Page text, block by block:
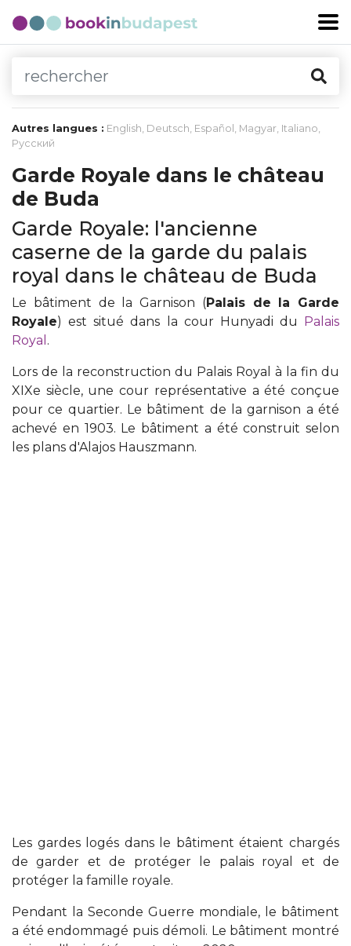
Autres langues : English, Deutsch, Español , Magyar, Italiano,
Русский
Garde Royale dans le château
de Buda
Garde Royale: l'ancienne
caserne de la garde du palais
royal dans le château de Buda
Le bâtiment de la Garnison (Palais de la Garde
Royale) est situé dans la cour Hunyadi du Palais
Royal .
Lors de la reconstruction du Palais Royal à la fin du
XIXe siècle, une cour représentative a été conçue
pour ce quartier. Le bâtiment de la garnison a été
achevé en 1903. Le bâtiment a été construit selon
les plans d'Alajos Hauszmann.
Les gardes logés dans le bâtiment étaient chargés
de garder et de protéger le palais royal et de
protéger la famille royale.
Pendant la Seconde Guerre mondiale, le bâtiment
a été endommagé puis démoli. Le bâtiment montré